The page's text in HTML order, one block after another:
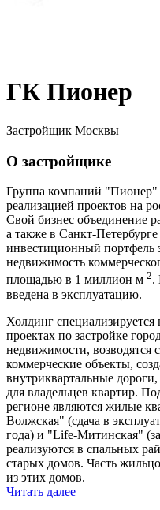
ГК Пионер
Застройщик Москвы
О застройщике
Группа компаний "Пионер"
реализацией проектов на
Свой бизнес объединение
а также в Санкт-
инвестиционный портфель
недвижимость
площадью в 1 миллион м 2.
введена в эксплуатацию.
Холдинг
проектах по застройке
недвижимости, возводятся
коммерческие объекты,
внутриквартальные
для владельцев квартир.
регионе являются жилые
Волжская" (сдача в
года) и "Life-Митинская"
реализуются в спальных
старых домов. Часть
из этих домов.
Читать далее